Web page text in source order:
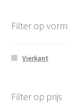
Filter op vorm
Vierkant
Filter op prijs